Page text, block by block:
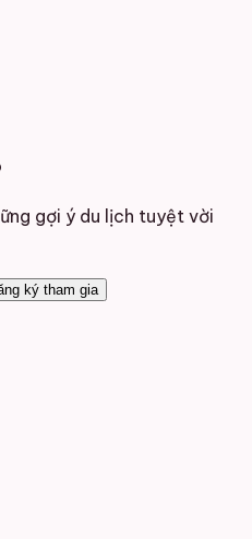
gợi ý du lịch tuyệt vời
Đăng ký tham gia